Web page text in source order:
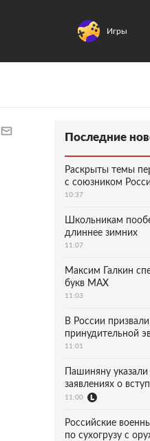
Игры
Последние
Раскрыты темы
с союзником
10:37
Школьникам
длиннее зимних
11:07
Максим Галкин
букв MAX
11:03
В России
принудительной
11:01
Пашиняну
заявлениях о
11:00
Российские
по сухогрузу с